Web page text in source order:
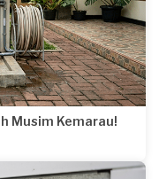
Musim Kemarau!